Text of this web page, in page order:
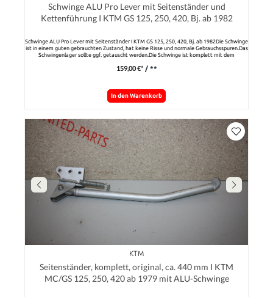
Schwinge ALU Pro Lever mit Seitenständer und
Kettenführung I KTM GS 125, 250, 420, Bj. ab 1982
Schwinge ALU Pro Lever mit Seitenständer I KTM GS 125, 250, 420, Bj. ab 1982Die Schwinge
ist in einem guten gebrauchten Zustand, hat keine Risse und normale Gebrauchsspuren.Das
Schwingenlager sollte ggf. getauscht werden.Die Schwinge ist komplett mit dem
Achsführung ist ca. 550 mm. Bitte vergleichen Sie, ob die Schwinge zu Ihrem Modell passt.
159,00 €* / **
In den Warenkorb
KTM
Seitenständer, komplett, original, ca. 440 mm I KTM
MC/GS 125, 250, 420 ab 1979 mit ALU-Schwinge